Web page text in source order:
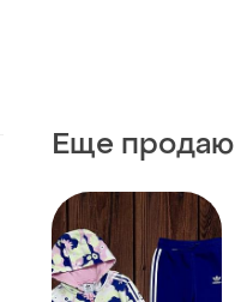
Еще продаю